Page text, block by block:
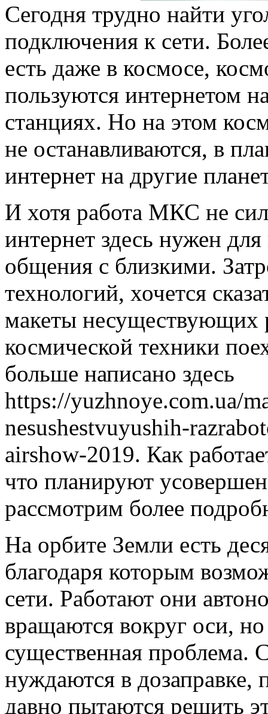
Сегодня трудно найти
подключения к сети.
есть даже в космосе,
пользуются интернетом
станциях. Но на этом
не останавливаются, в
интернет на другие
И хотя работа МКС не
интернет здесь нужен
общения с близкими.
технологий, хочется
макеты несуществующих
космической техники
больше написано здесь
https://yuzhnoye.com.ua/
nesushestvuyushih-
airshow-2019. Как
что планируют
рассмотрим более
На орбите Земли есть
благодаря которым
сети. Работают они
вращаются вокруг оси, но
существенная проблема.
нуждаются в дозаправке,
давно пытаются решить